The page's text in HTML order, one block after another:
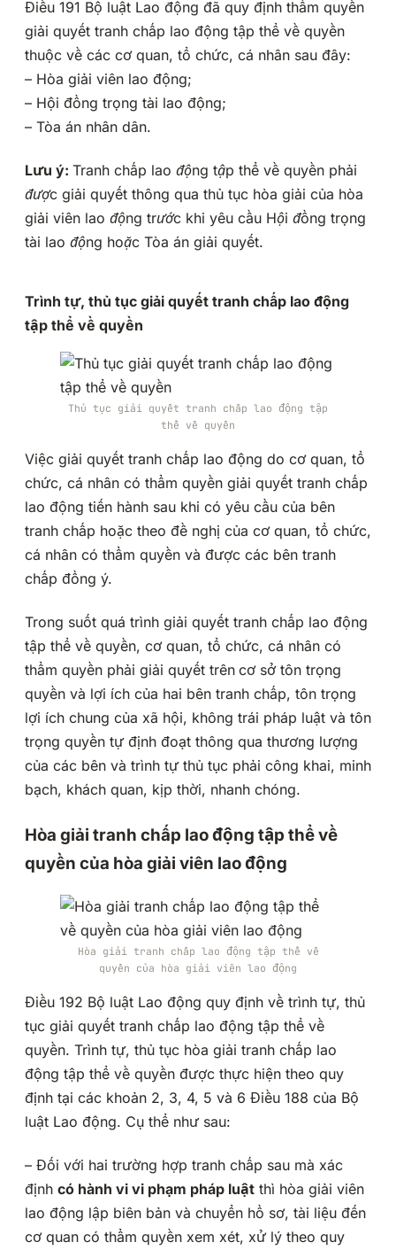
Điều 191 Bộ luật Lao động đã quy định thẩm quyền
giải quyết tranh chấp lao động tập thể về quyền
thuộc về các cơ quan, tổ chức, cá nhân sau đây:
– Hòa giải viên lao động;
– Hội đồng trọng tài lao động;
– Tòa án nhân dân.
Lưu ý: Tranh chấp lao động tập thể về quyền phải
được giải quyết thông qua thủ tục hòa giải của hòa
giải viên lao động trước khi yêu cầu Hội đồng trọng
tài lao động hoặc Tòa án giải quyết.
Trình tự, thủ tục giải quyết tranh chấp lao động
tập thể về quyền
Thủ tục giải quyết tranh chấp lao động tập
thể về quyền
Việc giải quyết tranh chấp lao động do cơ quan, tổ
chức, cá nhân có thẩm quyền giải quyết tranh chấp
lao động tiến hành sau khi có yêu cầu của bên
tranh chấp hoặc theo đề nghị của cơ quan, tổ chức,
cá nhân có thẩm quyền và được các bên tranh
chấp đồng ý.
Trong suốt quá trình giải quyết tranh chấp lao động
tập thể về quyền, cơ quan, tổ chức, cá nhân có
thẩm quyền phải giải quyết trên cơ sở tôn trọng
quyền và lợi ích của hai bên tranh chấp, tôn trọng
lợi ích chung của xã hội, không trái pháp luật và tôn
trọng quyền tự định đoạt thông qua thương lượng
của các bên và trình tự thủ tục phải công khai, minh
bạch, khách quan, kịp thời, nhanh chóng.
Hòa giải tranh chấp lao động tập thể về
quyền của hòa giải viên lao động
Hòa giải tranh chấp lao động tập thể về
quyền của hòa giải viên lao động
Điều 192 Bộ luật Lao động quy định về trình tự, thủ
tục giải quyết tranh chấp lao động tập thể về
quyền. Trình tự, thủ tục hòa giải tranh chấp lao
động tập thể về quyền được thực hiện theo quy
định tại các khoản 2, 3, 4, 5 và 6 Điều 188 của Bộ
luật Lao động. Cụ thể như sau:
– Đối với hai trường hợp tranh chấp sau mà xác
định có hành vi vi phạm pháp luật thì hòa giải viên
lao động lập biên bản và chuyển hồ sơ, tài liệu đến
cơ quan có thẩm quyền xem xét, xử lý theo quy